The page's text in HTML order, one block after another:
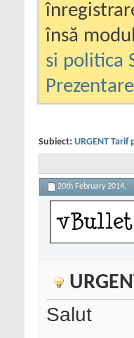
însă
si politica
Subiect: URGENT
20th February 2014,
Salut